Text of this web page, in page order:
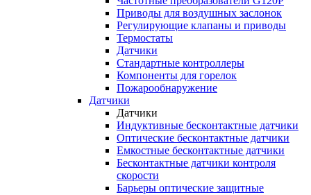
Приводы для воздушных заслонок
Регулирующие клапаны и приводы
Термостаты
Датчики
Стандартные контроллеры
Компоненты для горелок
Пожарообнаружение
Датчики
Датчики
Индуктивные бесконтактные датчики
Оптические бесконтактные датчики
Емкостные бесконтактные датчики
Бесконтактные датчики контроля
скорости
Барьеры оптические защитные